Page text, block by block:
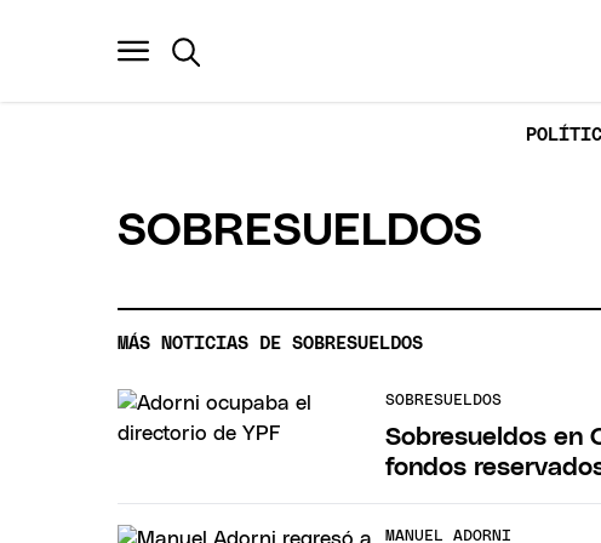
SOBRESUELDOS
MÁS NOTICIAS DE SOBRESUELDOS
SOBRESUELDOS
Sobresueldos en
fondos
MANUEL ADORNI